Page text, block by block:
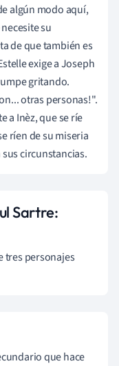
algún modo aquí,
su
de que también es
exige a Joseph
gritando.
otras personas!".
a Inèz, que se ríe
ríen de su miseria
circunstancias.
Sartre:
tres personajes
que hace